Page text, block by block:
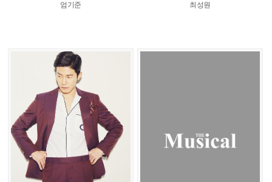
엄기준 최성원